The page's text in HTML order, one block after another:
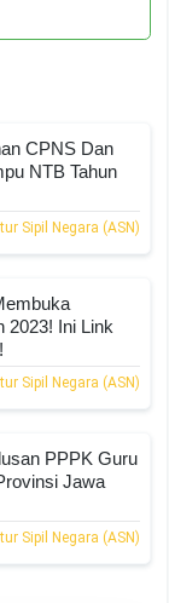
CPNS Dan
NTB Tahun
Sipil Negara (ASN)
2023! Ini Link
Sipil Negara (ASN)
PPPK Guru
Jawa
Sipil Negara (ASN)